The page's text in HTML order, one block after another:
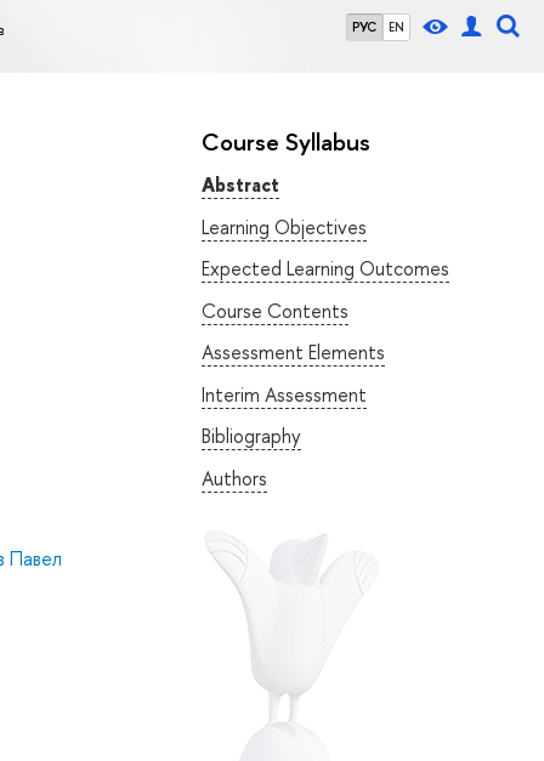
РУС EN
Course Syllabus
Abstract
Learning Objectives
Expected Learning Outcomes
Course Contents
Assessment Elements
Interim Assessment
Bibliography
Authors
Павел